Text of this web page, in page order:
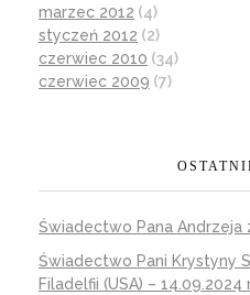
marzec 2012 (4)
styczeń 2012 (2)
czerwiec 2010 (34)
czerwiec 2009 (7)
Świadectwo Pana Andrzeja
Świadectwo Pani Krystyny
Filadelfii (USA) – 14.09.2024